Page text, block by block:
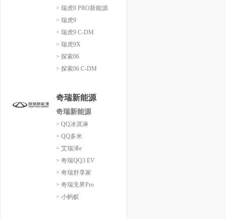
> 瑞虎8 PRO新能源
> 瑞虎9
> 瑞虎9 C-DM
> 瑞虎9X
> 探索06
> 探索06 C-DM
奇瑞新能源
奇瑞新能源
> QQ冰淇淋
> QQ多米
> 艾瑞泽e
> 奇瑞QQ3 EV
> 奇瑞舒享家
> 奇瑞无界Pro
> 小蚂蚁